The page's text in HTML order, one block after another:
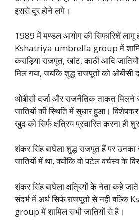
इससे दूर होने लगे।
1989 में मण्डल आयोग की सिफारिशें लागू
Kshatriya umbrella group में
कराड़िया राजपूत, खांट, काठी आदि
मिल गया, जबकि शुद्ध राजपूतो को ओबीसी
ओबीसी दर्जा और राजनैतिक ताकत मिलने
जातियों की स्थिति में सुधार हुआ।
खुद को सिर्फ क्षत्रिय प्रचारित करना ही
शंकर सिंह बाघेला शुद्ध राजपूत हैं पर उनका
जातियों में था, क्योंकि वो पटेल वर्चस्व के
शंकर सिंह बाघेला क्षत्रियों के नेता कहे
संदर्भ में अर्थ सिर्फ राजपूतो से नही
group में शामिल सभी जातियों से है।